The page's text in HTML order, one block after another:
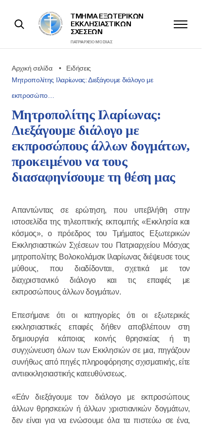
ΤΜΉΜΑ ΕΞΩΤΕΡΙΚΩΝ
ΕΚΚΛΗΣΙΑΣΤΙΚΩΝ
ΣΧΈΣΕΩΝ
ΠΑΤΡΙΑΡΧΕΊΟ ΜΌΣΧΑΣ
Αρχική σελίδα
Ειδήσεις
Μητροπολίτης Ιλαρίωνας: Διεξάγουμε διάλογο με
εκπροσώπο…
Μητροπολίτης Ιλαρίωνας:
Διεξάγουμε διάλογο με
εκπροσώπους άλλων δογμάτων,
προκειμένου να τους
διασαφηνίσουμε τη θέση μας
Απαντώντας σε ερώτηση, που υπεβλήθη στην
ιστοσελίδα της τηλεοπτικής εκπομπής «Εκκλησία και
κόσμος», ο πρόεδρος του Τμήματος Εξωτερικών
Εκκλησιαστικών Σχέσεων του Πατριαρχείου Μόσχας
μητροπολίτης Βολοκολάμσκ Ιλαρίωνας διέψευσε τους
μύθους, που διαδίδονται, σχετικά με τον
διαχριστιανικό διάλογο και τις επαφές με
εκπροσώπους άλλων δογμάτων.
Επεσήμανε ότι οι κατηγορίες ότι οι εξωτερικές
εκκλησιαστικές επαφές δήθεν αποβλέπουν στη
δημιουργία κάποιας κοινής θρησκείας ή τη
συγχώνευση όλων των Εκκλησιών σε μια, πηγάζουν
συνήθως από πηγές πληροφόρησης σχισματικής, είτε
αντιεκκλησιαστικής κατευθύνσεως.
«Εάν διεξάγουμε τον διάλογο με εκπροσώπους
άλλων θρησκειών ή άλλων χριστιανικών δογμάτων,
δεν είναι για να ενώσουμε όλα τα πιστεύω σε ένα,